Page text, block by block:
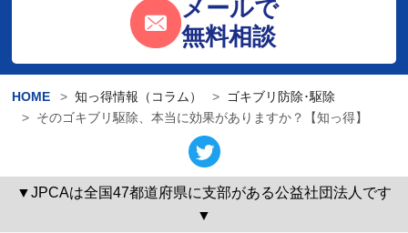
メールで
無料相談
HOME 知っ得情報（コラム）
ゴキブリ防除･駆除
そのゴキブリ駆除、本当に効果がありますか？【知っ得】
▼JPCAは全国47都道府県に支部がある公益社団法人です
▼